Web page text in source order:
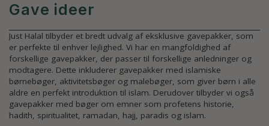
Gave ideer
Just Halal tilbyder et bredt udvalg af eksklusive gavepakker, som
er perfekte til enhver lejlighed. Vi har en mangfoldighed af
forskellige gavepakker, der passer til forskellige anledninger og
modtagere. Dette inkluderer gavepakker med islamiske
børnebøger, aktivitetsbøger og malebøger, som giver børn i alle
aldre en perfekt introduktion til islam. Derudover tilbyder vi også
gavepakker med bøger om emner som profetens historie,
hadith, spiritualitet, ramadan, hajj, paradis og islam.